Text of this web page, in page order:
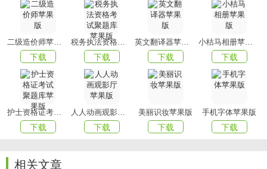
团队介绍等等，都可以在线查询，非常方便。除此之外，软
件还有专门的娱乐版块，用户随时可以和小伙伴们一起在线
吃瓜。
上文就是小编为您带来的现场实验室了，更多精彩APP尽在
mmxiazai。
二级造价师苹果版
下载
税务执法资格考试聚题库苹果版
下载
英文翻译器苹果版
下载
小桔马相册苹果版
下载
护士资格证考试聚题库苹果版
下载
人人动画观影厅苹果版
下载
美丽识妆苹果版
下载
手机字体苹果版
下载
相关文章